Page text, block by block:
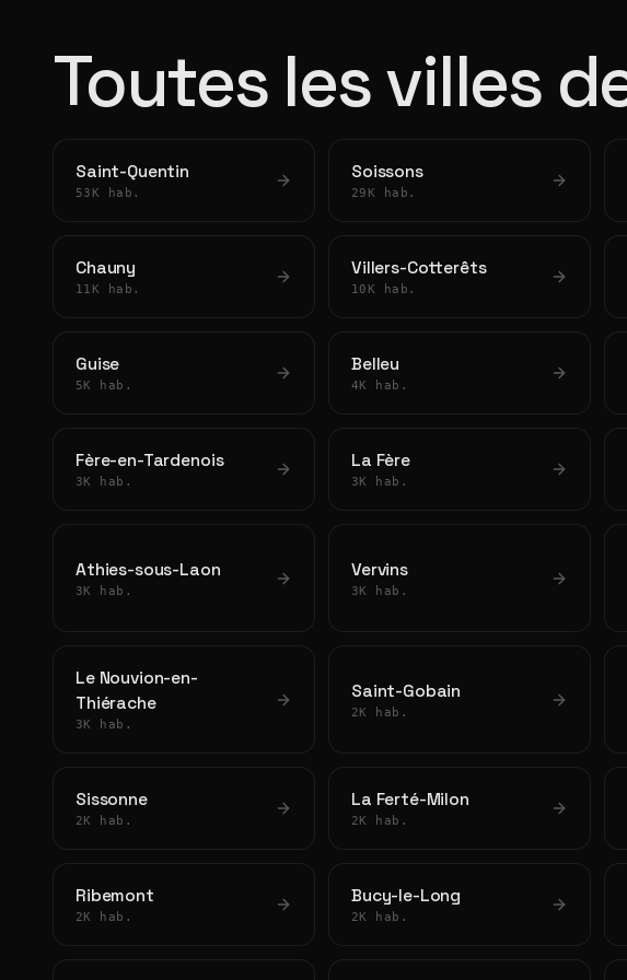
Toutes les villes
Saint-Quentin
53K hab.
Soissons
29K hab.
Chauny
11K hab.
Villers-Cotterêts
10K hab.
Guise
5K hab.
Belleu
4K hab.
Fère-en-Tardenois
3K hab.
La Fère
3K hab.
Athies-sous-Laon
3K hab.
Vervins
3K hab.
Le Nouvion-en-
Thiérache
3K hab.
Saint-Gobain
2K hab.
Sissonne
2K hab.
La Ferté-Milon
2K hab.
Ribemont
2K hab.
Bucy-le-Long
2K hab.